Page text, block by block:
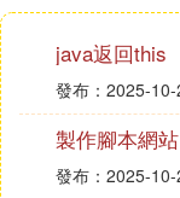
Home
個人家園，
方，在這里
貼照片，
區里。本教
UCenter
java返回this
發布：2025-
製作腳本網站
發布：2025-